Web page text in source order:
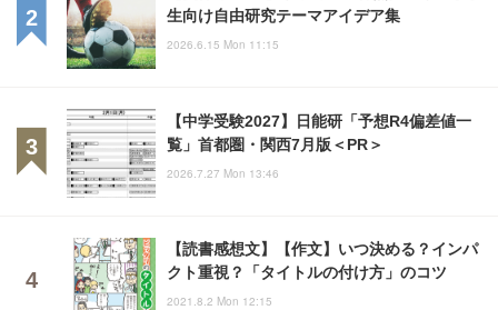
生向け自由研究テーマアイデア集
2026.6.15 Mon 11:15
【中学受験2027】日能研「予想R4偏差値一
覧」首都圏・関西7月版＜PR＞
2026.7.27 Mon 13:46
【読書感想文】【作文】いつ決める？インパ
クト重視？「タイトルの付け方」のコツ
2021.8.2 Mon 12:15